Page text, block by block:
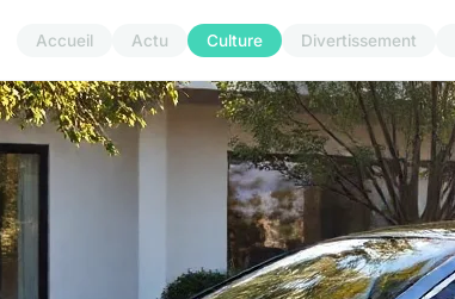
Accueil Actu Culture Divertissement